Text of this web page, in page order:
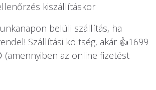
kiszállításkor
belüli szállítás, ha
Szállítási költség, akár 👍1699
(amennyiben az online fizetést